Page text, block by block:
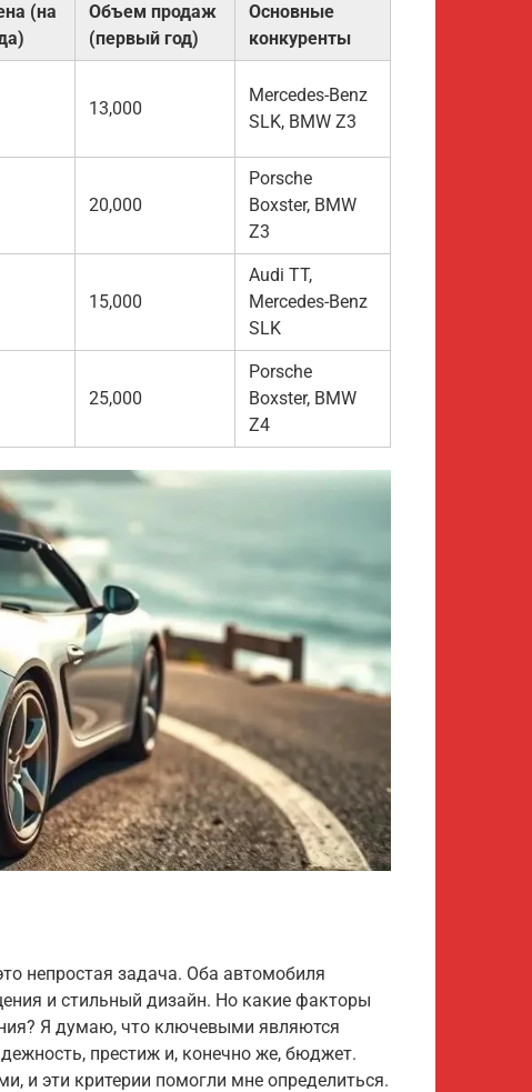
(на
Объем продаж
(первый год)
Основные
конкуренты
13,000
Mercedes-Benz
SLK, BMW Z3
20,000
Porsche
Boxster, BMW
Z3
15,000
Audi TT,
Mercedes-Benz
SLK
25,000
Porsche
Boxster, BMW
Z4
непростая задача. Оба автомобиля
и стильный дизайн. Но какие факторы
Я думаю, что ключевыми являются
престиж и, конечно же, бюджет.
и эти критерии помогли мне определиться.